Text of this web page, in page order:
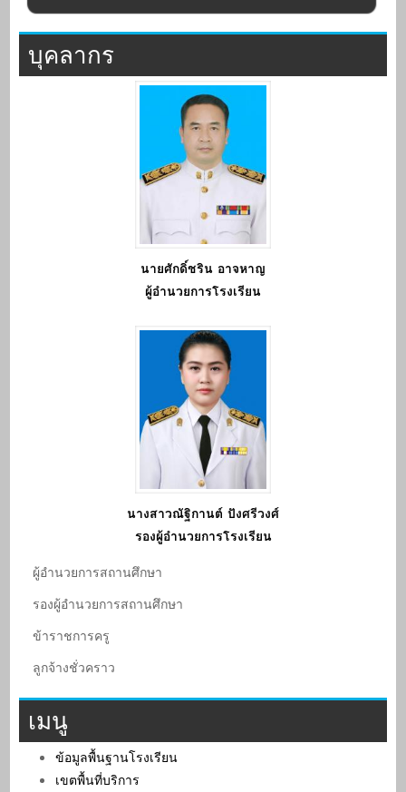
บุคลากร
นายศักดิ์ชริน อาจหาญ
ผู้อำนวยการโรงเรียน
นางสาวณัฐิกานต์ ปังศรีวงศ์
รองผู้อำนวยการโรงเรียน
ผู้อํานวยการสถานศึกษา
รองผู้อํานวยการสถานศึกษา
ข้าราชการครู
ลูกจ้างชั่วคราว
เมนู
ข้อมูลพื้นฐานโรงเรียน
เขตพื้นที่บริการ